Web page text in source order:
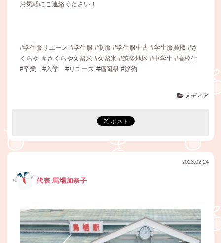
お気軽にご連絡ください！
#学生服リユース #学生服 #制服 #学生服中古 #学生服買取 #さ
くらや ＃さくらや久留米 #久留米 #筑後地区 #中学生 #高校生
#卒業 #入学 #リユース #福岡県 #節約
メディア
2023.02.24
代表 馬場加奈子